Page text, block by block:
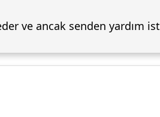
ve ancak senden yardım